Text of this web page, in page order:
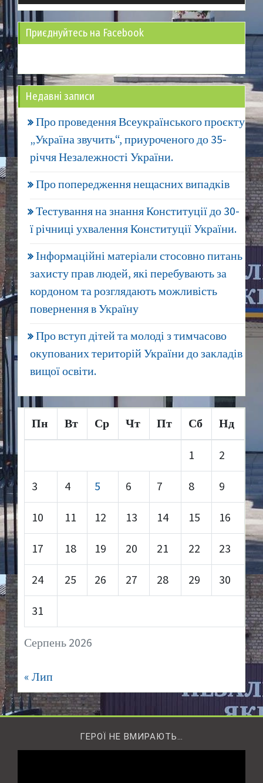
Приєднуйтесь на Facebook
Недавні записи
Про проведення Всеукраїнського проєкту
„Україна звучить“, приуроченого до 35-
річчя Незалежності України.
Про попередження нещасних випадків
Тестування на знання Конституції до 30-
ї річниці ухвалення Конституції України.
Інформаційні матеріали стосовно питань
захисту прав людей, які перебувають за
кордоном та розглядають можливість
повернення в Україну
Про вступ дітей та молоді з тимчасово
окупованих територій України до закладів
вищої освіти.
Серпень 2026
Пн Вт Ср Чт Пт Сб Нд
1 2
3 4 5 6 7 8 9
10 11 12 13 14 15 16
17 18 19 20 21 22 23
24 25 26 27 28 29 30
31
« Лип
ГЕРОЇ НЕ ВМИРАЮТЬ…